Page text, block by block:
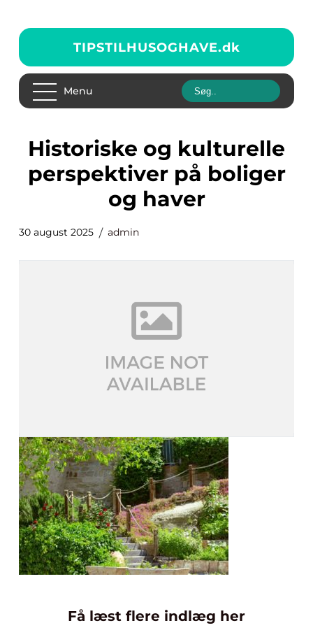
TIPSTILHUSOGHAVE.dk
Menu
Historiske og kulturelle
perspektiver på boliger
og haver
30 august 2025 admin
Få læst flere indlæg her